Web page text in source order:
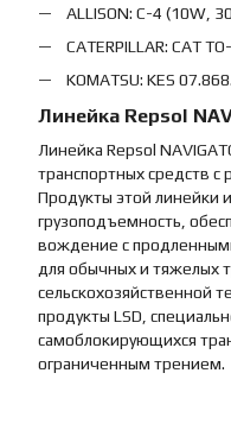
ALLISON: C-4 (10W,
CATERPILLAR: CAT
KOMATSU: KES
Линейка Repsol
Линейка Repsol
транспортных средств
Продукты этой линейки
грузоподъемность,
вождение с
для обычных и тяжелых
сельскохозяйственной
продукты LSD,
самоблокирующихся
ограниченным трением.